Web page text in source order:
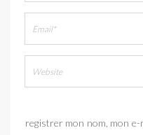
Enregistrer mon nom, mon